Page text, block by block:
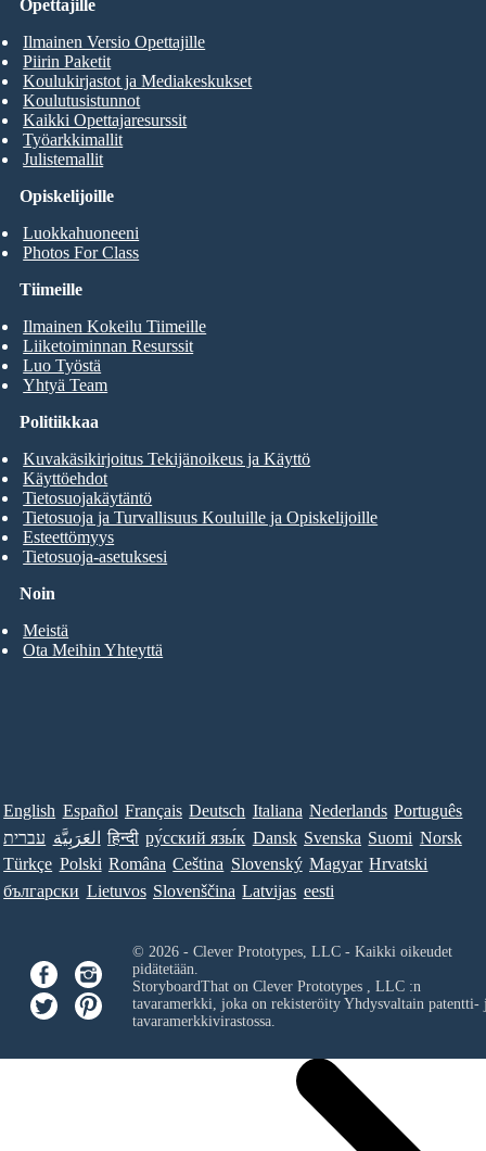
Opiskelijoille
Luokkahuoneeni
Photos For Class
Opettajille
Ilmainen Versio Opettajille
Piirin Paketit
Koulukirjastot ja Mediakeskukset
Koulutusistunnot
Kaikki Opettajaresurssit
Työarkkimallit
Julistemallit
Tiimeille
Ilmainen Kokeilu Tiimeille
Liiketoiminnan Resurssit
Luo Työstä
Yhtyä Team
Noin
Meistä
Ota Meihin Yhteyttä
Politiikkaa
Kuvakäsikirjoitus Tekijänoikeus ja Käyttö
Käyttöehdot
Tietosuojakäytäntö
Tietosuoja ja Turvallisuus Kouluille ja Opiskelijoille
Esteettömyys
Tietosuoja-asetuksesi
English Español Français Deutsch Italiana Nederlands Português
עברית العَرَبِيَّة हिन्दी ру́сский язы́к Dansk Svenska Suomi Norsk
Türkçe Polski Româna Ceština Slovenský Magyar Hrvatski
български Lietuvos Slovenščina Latvijas eesti
© 2026 - Clever Prototypes, LLC - Kaikki oikeudet
pidätetään.
StoryboardThat on Clever Prototypes , LLC:n
tavaramerkki, joka on rekisteröity Yhdysvaltain patentti-
tavaramerkkivirastossa.